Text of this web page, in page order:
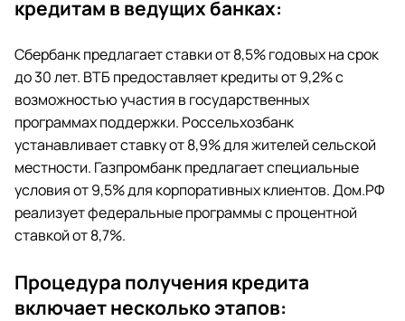
кредитам в ведущих банках:
Сбербанк предлагает ставки от 8,5% годовых на срок
до 30 лет. ВТБ предоставляет кредиты от 9,2% с
возможностью участия в государственных
программах поддержки. Россельхозбанк
устанавливает ставку от 8,9% для жителей сельской
местности. Газпромбанк предлагает специальные
условия от 9,5% для корпоративных клиентов. Дом.РФ
реализует федеральные программы с процентной
ставкой от 8,7%.
Процедура получения кредита
включает несколько этапов: